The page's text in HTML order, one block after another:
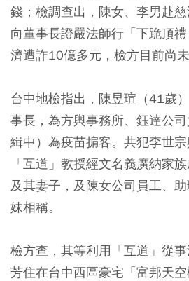
錢；檢調查出，陳女、李男赴
向董事長證嚴法師行「下跪頂
濟遭詐10億多元，檢方目前尚未
台中地檢指出，陳昱瑄（41歲
事長，為方輿事務所、鈺達公
緝中）為疫苗掮客。共犯李世
「互道」教授經文名義廣納家
及其妻子，及陳女公司員工、
妹相稱。
檢方查，其等利用「互道」從
芳住在台中西區豪宅「富邦天